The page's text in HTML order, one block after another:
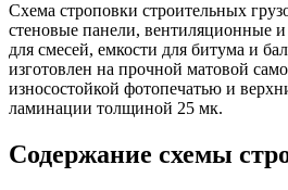
Схема строповки строительных
стеновые панели, вентиляционные
для смесей, емкости для битума и
изготовлен на прочной матовой
износостойкой фотопечатью и
ламинации толщиной 25 мк.
Содержание схемы